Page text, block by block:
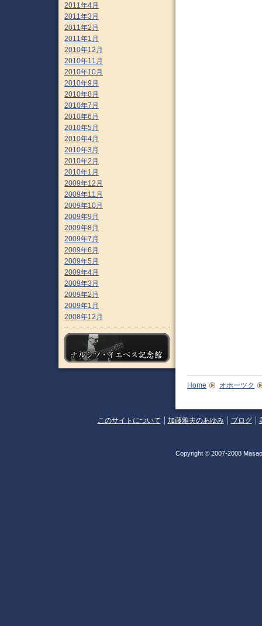
2011年4月
2011年3月
2011年2月
2011年1月
2010年12月
2010年11月
2010年10月
2010年9月
2010年8月
2010年7月
2010年6月
2010年5月
2010年4月
2010年3月
2010年2月
2010年1月
2009年12月
2009年11月
2009年10月
2009年9月
2009年8月
2009年7月
2009年6月
2009年5月
2009年4月
2009年3月
2009年2月
2009年1月
2008年12月
Home オホーツク
このサイトについて 加藤雅夫のあゆみ ブログ
Copyright © 2007-2008